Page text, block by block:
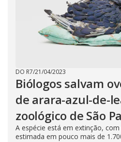
DO R7/21/04/2023
Biólogos salvam
de arara-azul-de-
zoológico de São
A espécie está em extinção,
estimada em pouco mais de